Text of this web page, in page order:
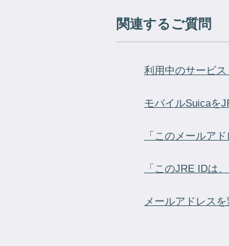
関連するご質問
利用中のサービ
モバイルSuicaを
「このメールア
「このJRE IDは
メールアドレス